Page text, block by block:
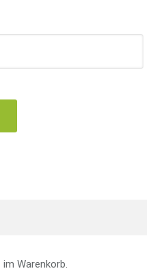
Warenkorb.